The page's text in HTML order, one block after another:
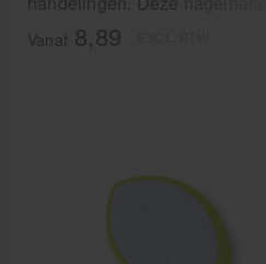
liften en onderzoeken van
noemt men ook wel een
Vanaf 8,89